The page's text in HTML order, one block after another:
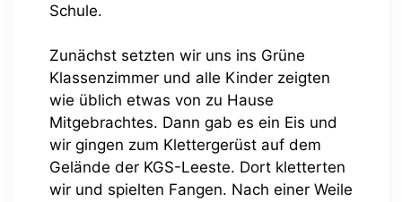
Schule.
Zunächst setzten wir uns ins Grüne
Klassenzimmer und alle Kinder zeigten
wie üblich etwas von zu Hause
Mitgebrachtes. Dann gab es ein Eis und
wir gingen zum Klettergerüst auf dem
Gelände der KGS-Leeste. Dort kletterten
wir und spielten Fangen. Nach einer Weile